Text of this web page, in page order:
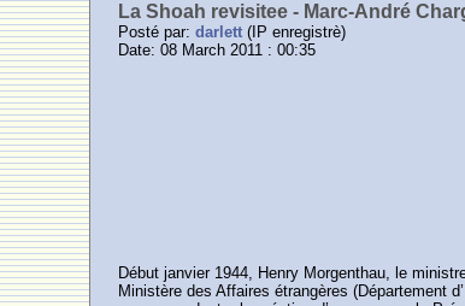
La Shoah revisitee - Marc-André
Posté par:darlett (IP enregistrè)
Date: 08 March 2011 : 00:35
Début janvier 1944, Henry Morgenthau, le
Ministère des Affaires étrangères (Département